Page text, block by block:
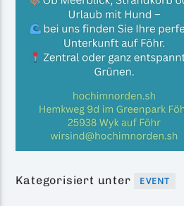
Kategorisiert unter EVENT